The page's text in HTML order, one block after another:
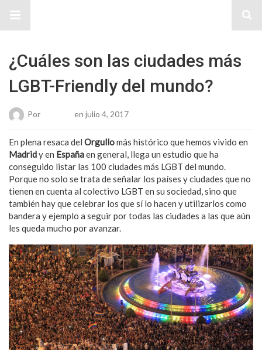
¿Cuáles son las ciudades más
LGBT-Friendly del mundo?
Por en julio 4, 2017
En plena resaca del Orgullomás histórico que hemos vivido en
Madridy en Españaen general, llega un estudio que ha
conseguido listar las 100 ciudades más LGBT del mundo.
Porque no solo se trata de señalar los países y ciudades que no
tienen en cuenta al colectivo LGBT en su sociedad, sino que
también hay que celebrar los que sí lo hacen y utilizarlos como
bandera y ejemplo a seguir por todas las ciudades a las que aún
les queda mucho por avanzar.